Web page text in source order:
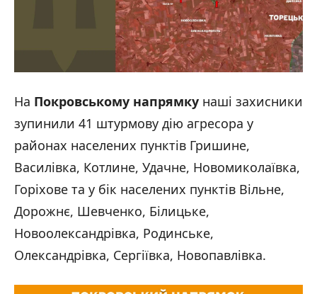
На Покровському напрямку наші захисники
зупинили 41 штурмову дію агресора у
районах населених пунктів Гришине,
Василівка, Котлине, Удачне, Новомиколаївка,
Горіхове та у бік населених пунктів Вільне,
Дорожнє, Шевченко, Білицьке,
Новоолександрівка, Родинське,
Олександрівка, Сергіївка, Новопавлівка.